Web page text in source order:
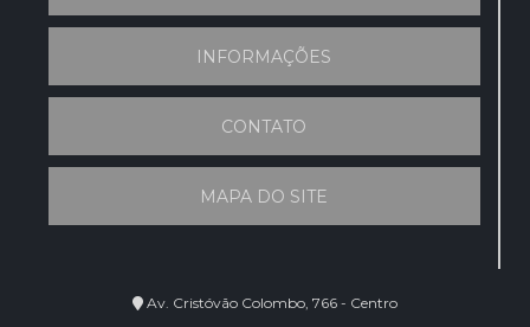
INFORMAÇÕES
CONTATO
MAPA DO SITE
Av. Cristóvão Colombo, 766 - Centro